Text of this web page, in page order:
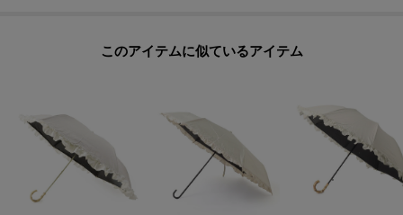
このアイテムに似ているアイテム